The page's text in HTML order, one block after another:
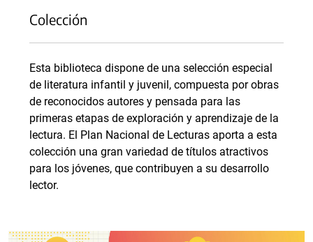
Colección
Esta biblioteca dispone de una selección especial
de literatura infantil y juvenil, compuesta por obras
de reconocidos autores y pensada para las
primeras etapas de exploración y aprendizaje de la
lectura. El Plan Nacional de Lecturas aporta a esta
colección una gran variedad de títulos atractivos
para los jóvenes, que contribuyen a su desarrollo
lector.